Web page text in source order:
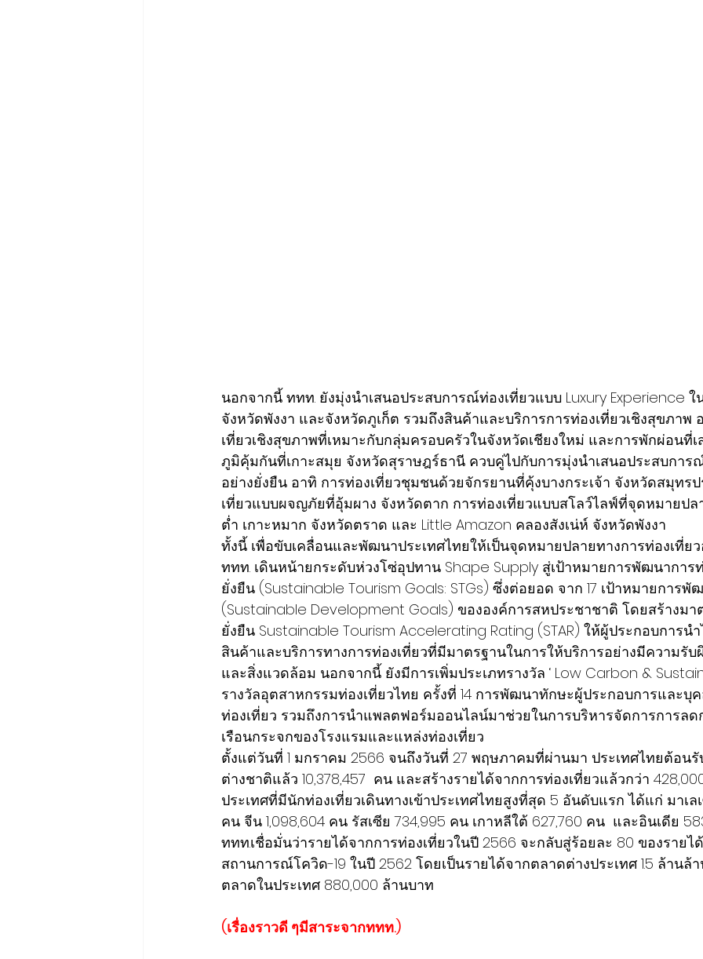
นอกจากนี้ ททท. ยังมุ่งนำเสนอประสบการณ์ท่องเที่ยวแบบ Luxury Experience ใ
จังหวัดพังงา และจังหวัดภูเก็ต รวมถึงสินค้าและบริการการท่องเที่ยวเชิงสุขภาพ
เที่ยวเชิงสุขภาพที่เหมาะกับกลุ่มครอบครัวในจังหวัดเชียงใหม่ และการพักผ่อนที่เ
ภูมิคุ้มกันที่เกาะสมุย จังหวัดสุราษฎร์ธานี ควบคู่ไปกับการมุ่งนำเสนอประสบการ
อย่างยั่งยืน อาทิ การท่องเที่ยวชุมชนด้วยจักรยานที่คุ้งบางกระเจ้า จังหวัดสมุทร
เที่ยวแบบผจญภัยที่อุ้มผาง จังหวัดตาก การท่องเที่ยวแบบสโลว์ไลฟ์ที่จุดหมายปล
ต่ำ เกาะหมาก จังหวัดตราด และ Little Amazon คลองสังเน่ห์ จังหวัดพังงา
ทั้งนี้ เพื่อขับเคลื่อนและพัฒนาประเทศไทยให้เป็นจุดหมายปลายทางการท่องเที่ย
ททท. เดินหน้ายกระดับห่วงโซ่อุปทาน Shape Supply สู่เป้าหมายการพัฒนาการ
ยั่งยืน (Sustainable Tourism Goals: STGs) ซึ่งต่อยอด จาก 17 เป้าหมายการพั
(Sustainable Development Goals) ขององค์การสหประชาชาติ โดยสร้างมา
ยั่งยืน Sustainable Tourism Accelerating Rating (STAR) ให้ผู้ประกอบการน
สินค้าและบริการทางการท่องเที่ยวที่มีมาตรฐานในการให้บริการอย่างมีความรั
และสิ่งแวดล้อม นอกจากนี้ ยังมีการเพิ่มประเภทรางวัล ‘ Low Carbon &
รางวัลอุตสาหกรรมท่องเที่ยวไทย ครั้งที่ 14 การพัฒนาทักษะผู้ประกอบการและบุ
ท่องเที่ยว รวมถึงการนำแพลตฟอร์มออนไลน์มาช่วยในการบริหารจัดการการล
เรือนกระจกของโรงแรมและแหล่งท่องเที่ยว
ตั้งแต่วันที่ 1 มกราคม 2566 จนถึงวันที่ 27 พฤษภาคมที่ผ่านมา ประเทศไทยต้อนรั
ต่างชาติแล้ว 10,378,457  คน และสร้างรายได้จากการท่องเที่ยวแล้วกว่า
ประเทศที่มีนักท่องเที่ยวเดินทางเข้าประเทศไทยสูงที่สุด 5 อันดับแรก ได้แก่ มาเลเ
คน จีน 1,098,604 คน รัสเซีย 734,995 คน เกาหลีใต้ 627,760 คน  และอินเดีย
ททท.เชื่อมั่นว่ารายได้จากการท่องเที่ยวในปี 2566 จะกลับสู่ร้อยละ 80 ของรายไ
สถานการณ์โควิด-19 ในปี 2562 โดยเป็นรายได้จากตลาดต่างประเทศ 1.5 ล้านล้
ตลาดในประเทศ 880,000 ล้านบาท
(เรื่องราวดี ๆมีสาระจากททท.)